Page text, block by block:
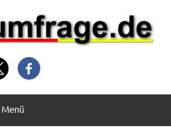
Menü